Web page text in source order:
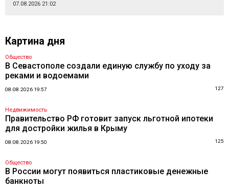
07.08.2026 21:02
Картина дня
Общество
В Севастополе создали единую службу по уходу за
реками и водоемами
08.08.2026 19:57 127
Недвижимость
Правительство РФ готовит запуск льготной ипотеки
для достройки жилья в Крыму
08.08.2026 19:50 125
Общество
В России могут появиться пластиковые денежные
банкноты